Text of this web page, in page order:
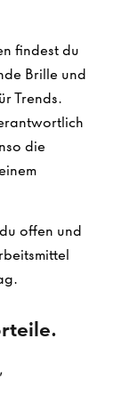
findest du
Brille und
Trends.
die
offen und